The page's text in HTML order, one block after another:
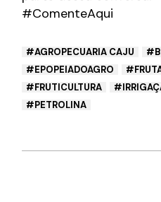
#ComenteAqui
AGROPECUARIA CAJU
EPOPEIADOAGRO
FRUTICULTURA
PETROLINA